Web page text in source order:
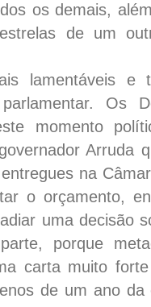
os demais,
de um
lamentáveis e
Os
momento
Arruda
entregues na
o orçamento,
uma decisão
porque
carta muito
de um ano da